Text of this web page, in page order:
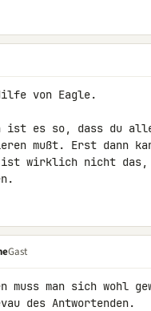
von Eagle.
ist es so, dass du
mußt. Erst dann
ist wirklich nicht
Gast
muss man sich wohl
des Antwortenden.